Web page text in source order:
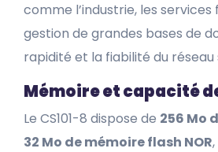
comme l’industrie, les services
gestion de grandes bases de
rapidité et la fiabilité du
Mémoire et capacité
Le CS101-8 dispose de 256 Mo
32 Mo de mémoire flash NOR